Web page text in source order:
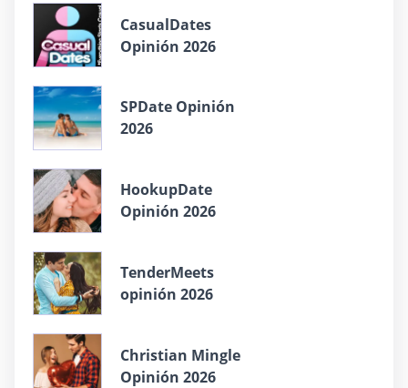
СasualDates
Opinión 2026
SPDate Opinión
2026
HookupDate
Opinión 2026
TenderMeets
opinión 2026
Christian Mingle
Opinión 2026